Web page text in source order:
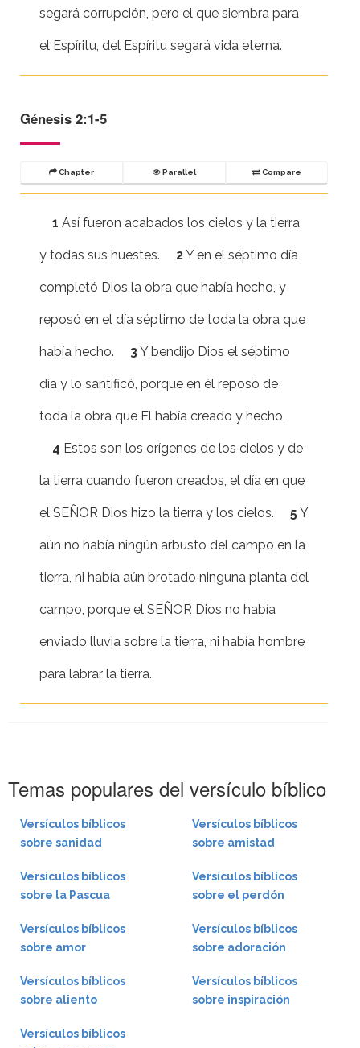
segará corrupción, pero el que siembra para
el Espíritu, del Espíritu segará vida eterna.
Génesis 2:1-5
Chapter Parallel Compare
1 Así fueron acabados los cielos y la tierra
y todas sus huestes. 2Y en el séptimo día
completó Dios la obra que había hecho, y
reposó en el día séptimo de toda la obra que
había hecho. 3Y bendijo Dios el séptimo
día y lo santificó, porque en él reposó de
toda la obra que El había creado y hecho.
4 Estos son los orígenes de los cielos y de
la tierra cuando fueron creados, el día en que
el SEÑOR Dios hizo la tierra y los cielos. 5Y
aún no había ningún arbusto del campo en la
tierra, ni había aún brotado ninguna planta del
campo, porque el SEÑOR Dios no había
enviado lluvia sobre la tierra, ni había hombre
para labrar la tierra.
Temas populares del versículo bíblico
Versículos bíblicos
sobre sanidad
Versículos bíblicos
sobre la Pascua
Versículos bíblicos
sobre amor
Versículos bíblicos
sobre aliento
Versículos bíblicos
Versículos bíblicos
sobre amistad
Versículos bíblicos
sobre el perdón
Versículos bíblicos
sobre adoración
Versículos bíblicos
sobre inspiración